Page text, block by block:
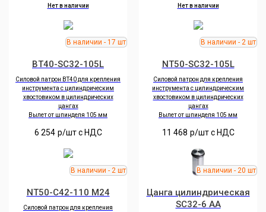
Нет в наличии Нет в наличии
BT40-SC32-105L
Силовой патрон BT40 для крепления
инструмента с цилиндрическим
хвостовиком в цилиндрических
цангах
Вылет от шпинделя 105 мм
6 254 р/шт c НДС
NT50-SC32-105L
Силовой патрон для крепления
инструмента с цилиндрическим
хвостовиком в цилиндрических
цангах
Вылет от шпинделя 105 мм
11 468 р/шт c НДС
NT50-C42-110 M24
Силовой патрон для крепления
Цанга цилиндрическая
SC32-6 AA